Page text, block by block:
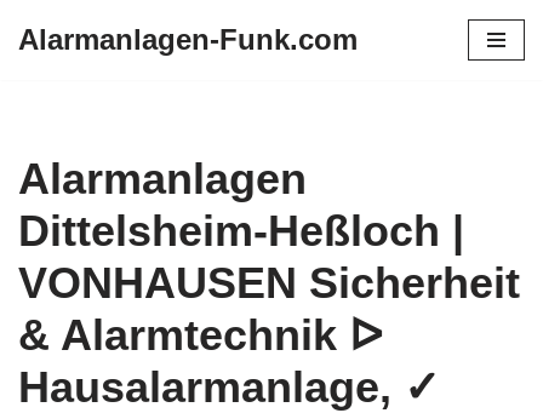
Alarmanlagen-Funk.com
Alarmanlagen
Dittelsheim-Heßloch |
VONHAUSEN Sicherheit
& Alarmtechnik ᐅ
Hausalarmanlage, ✓